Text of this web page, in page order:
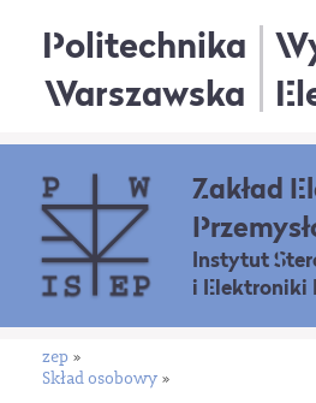
Politechnika
Warszawska
Zakład
Instytut
i Elektroniki
zep »
Skład osobowy »